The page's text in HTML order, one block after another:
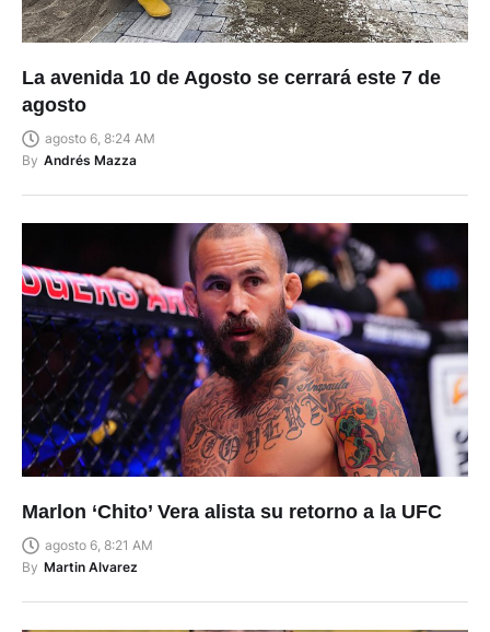
La avenida 10 de Agosto se cerrará este 7 de
agosto
agosto 6, 8:24 AM
By Andrés Mazza
Marlon ‘Chito’ Vera alista su retorno a la UFC
agosto 6, 8:21 AM
By Martin Alvarez